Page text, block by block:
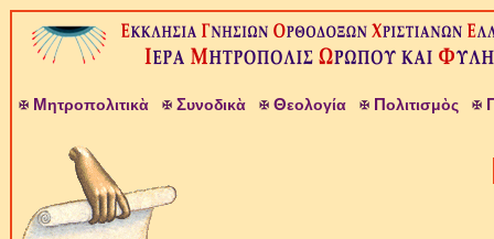
Μητροπολιτικὰ Συνοδικὰ Θεολογία Πολιτισμὸς